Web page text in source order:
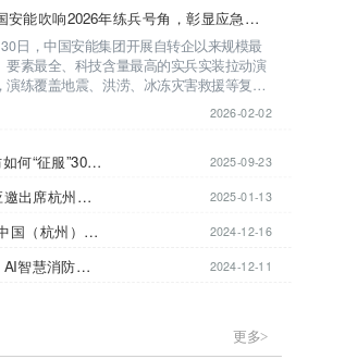
安能吹响2026年练兵号角，彰显应急救
核实力
2026-02-02
席杭州消
通知
防
中国安能吹响2026年练兵号角，彰显应急救援硬核实力
日，中国安能集团开展自转企以来规模最
要素最全、科技含量最高的实兵实装拉动演
演练覆盖地震、洪涝、冰冻灾害救援等复合
2026-02-02
产值同比增20%！看信达消防如何“征服”30多个行业领域→ 2025-09-23
浙江省消防协会会长洪巨平应邀出席杭州消安通信技术有限公司年度会议 2025-01-13
【通知】关于组织参加“2025中国（杭州）国际消防安全及应急救援展览会”的通知 2024-12-16
企业观察：安消一体化平台；AI智慧消防体能训练系统；新能源场所智慧消防 2024-12-11
更多>